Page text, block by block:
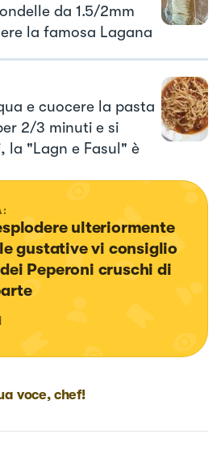
da 1.5/2mm
la famosa Lagana
e cuocere la pasta
2/3 minuti e si
la "Lagn e Fasul" è
ulteriormente
gustative vi consiglio
Peperoni cruschi di
voce, chef!